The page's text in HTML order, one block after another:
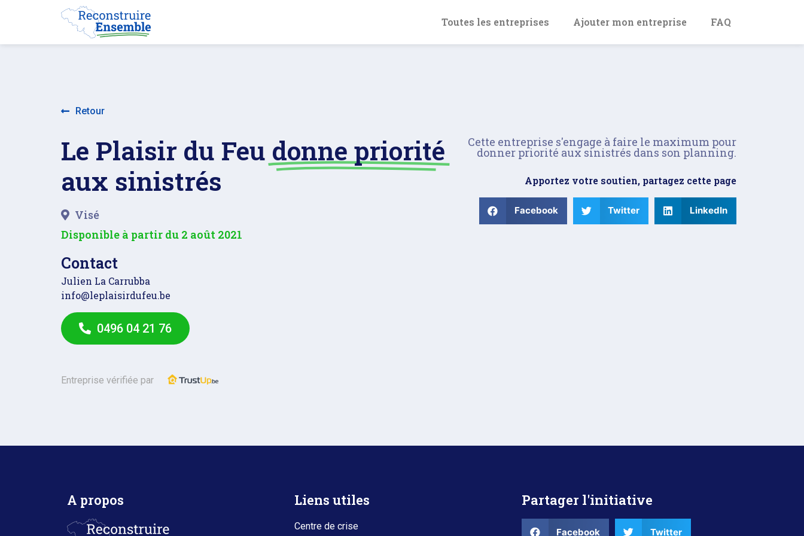
Toutes les entreprises Ajouter mon entreprise FAQ
Retour
Le Plaisir du Feu donne priorité
aux sinistrés
Visé
Disponible à partir du 2 août 2021
Contact
Julien La Carrubba
info@leplaisirdufeu.be
0496 04 21 76
Cette entreprise s'engage à faire le maximum pour
donner priorité aux sinistrés dans son planning.
Apportez votre soutien, partagez cette page
Facebook Twitter LinkedIn
Entreprise vérifiée par
A propos Liens utiles
Centre de crise
Partager l'initiative
Facebook Twitter